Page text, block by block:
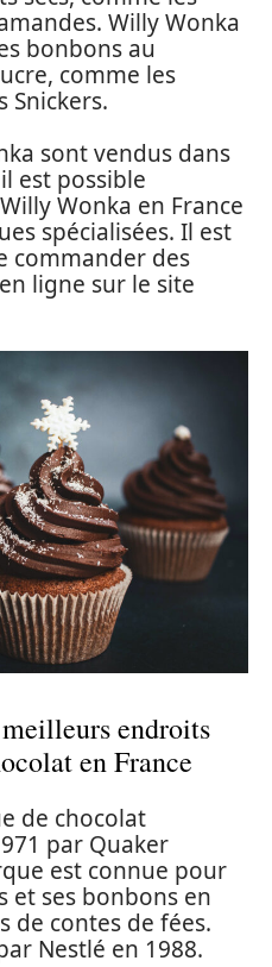
Willy Wonka
bonbons au
comme les
Snickers.
sont vendus dans
est possible
Wonka en France
spécialisées. Il est
commander des
ligne sur le site
endroits
en France
de chocolat
par Quaker
est connue pour
et ses bonbons en
de contes de fées.
Nestlé en 1988.